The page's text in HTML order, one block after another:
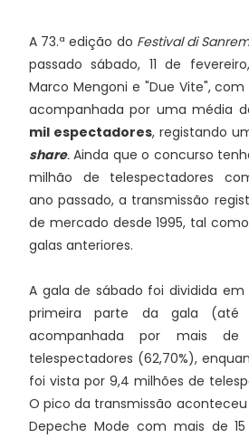
A 73.ª edição do Festival di
passado sábado, 11 de
Marco Mengoni e "Due Vite",
acompanhada por uma média
mil espectadores, registando
share.Ainda que o concurso
milhão de telespectadores
ano passado, a transmissão
de mercado desde 1995, tal
galas anteriores.
A gala de sábado foi dividida
primeira parte da gala
acompanhada por mais
telespectadores (62,70%),
foi vista por 9,4 milhões de
O pico da transmissão
Depeche Mode com mais de